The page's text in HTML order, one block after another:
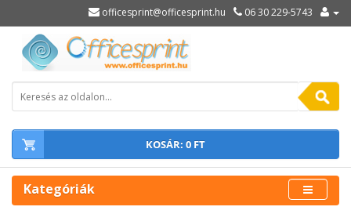
officesprint@officesprint.hu 06 30 229-5743
KOSÁR: 0 FT
Kategóriák